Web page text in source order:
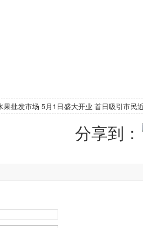
果批发市场 5月1日盛大开业 首日吸引市民
分享到：